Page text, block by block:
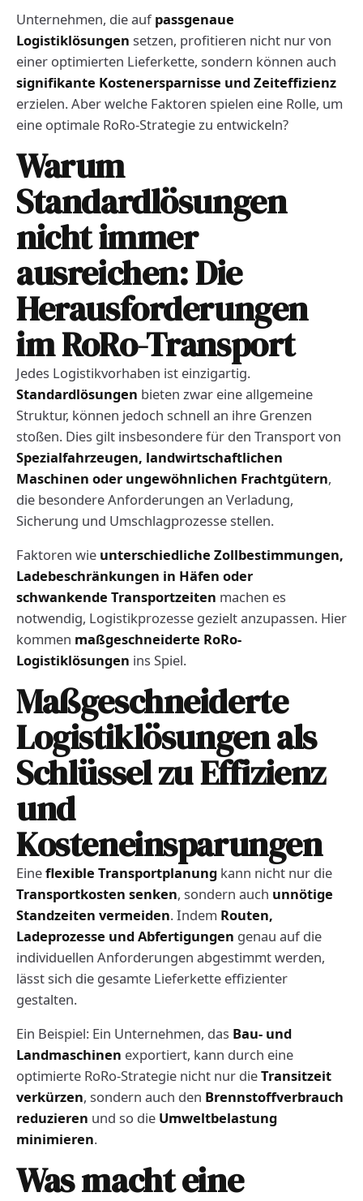
Unternehmen, die aufpassgenaue
Logistiklösungen setzen, profitieren nicht nur von
einer optimierten Lieferkette, sondern können auch
signifikante Kostenersparnisse und Zeiteffizienz
erzielen. Aber welche Faktoren spielen eine Rolle, um
eine optimale RoRo-Strategie zu entwickeln?
Warum
Standardlösungen
nicht immer
ausreichen: Die
Herausforderungen
im RoRo-Transport
Jedes Logistikvorhaben ist einzigartig.
Standardlösungen bieten zwar eine allgemeine
Struktur, können jedoch schnell an ihre Grenzen
stoßen. Dies gilt insbesondere für den Transport von
Spezialfahrzeugen, landwirtschaftlichen
Maschinen oder ungewöhnlichen Frachtgütern,
die besondere Anforderungen an Verladung,
Sicherung und Umschlagprozesse stellen.
Faktoren wie unterschiedliche Zollbestimmungen,
Ladebeschränkungen in Häfen oder
schwankende Transportzeiten machen es
notwendig, Logistikprozesse gezielt anzupassen. Hier
kommen maßgeschneiderte RoRo-
Logistiklösungen ins Spiel.
Maßgeschneiderte
Logistiklösungen als
Schlüssel zu Effizienz
und
Kosteneinsparungen
Eineflexible Transportplanung kann nicht nur die
Transportkosten senken, sondern auch unnötige
Standzeiten vermeiden. Indem Routen,
Ladeprozesse und Abfertigungen genau auf die
individuellen Anforderungen abgestimmt werden,
lässt sich die gesamte Lieferkette effizienter
gestalten.
Ein Beispiel: Ein Unternehmen, das Bau- und
Landmaschinen exportiert, kann durch eine
optimierte RoRo-Strategie nicht nur dieTransitzeit
verkürzen, sondern auch den Brennstoffverbrauch
reduzieren und so die Umweltbelastung
minimieren.
Was macht eine